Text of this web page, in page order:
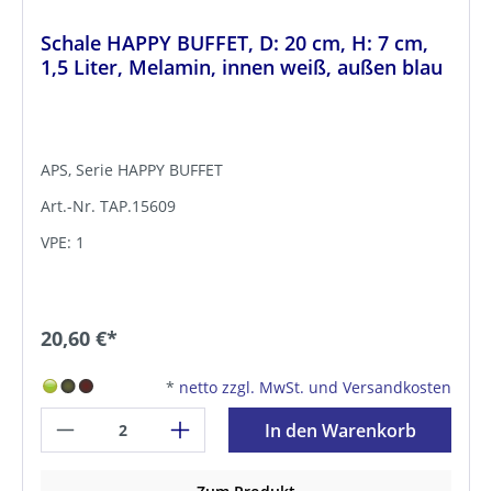
Schale HAPPY BUFFET, D: 20 cm, H: 7 cm,
1,5 Liter, Melamin, innen weiß, außen blau
APS, Serie HAPPY BUFFET
Art.-Nr. TAP.15609
VPE: 1
20,60 €*
* netto zzgl. MwSt. und Versandkosten
In den Warenkorb